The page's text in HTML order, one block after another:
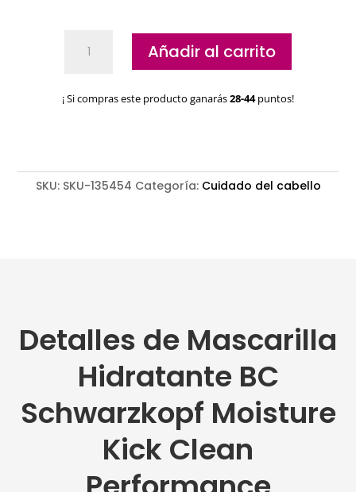
Hidratante
Schwarzkopf
cantidad
Añadir al carrito
¡ Si compras este producto ganarás28-44puntos!
SKU: SKU-135454 Categoría: Cuidado del cabello
Detalles de Mascarilla
Hidratante BC
Schwarzkopf Moisture
Kick Clean